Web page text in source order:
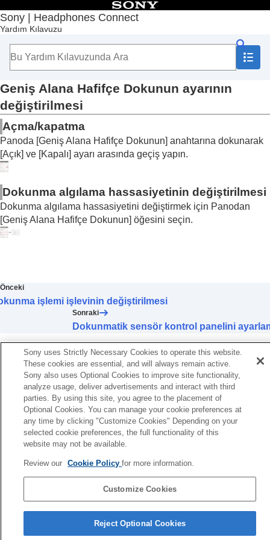
Sony | Headphones Connect
Yardım Kılavuzu
İçindekiler
Başlangıç Sayfası
Başlarken
Kullanım
“Sony | Headphones Connect” Panosu Hakkında
[Durum] sekmesinde görüntülenen işlevler
[Ses] sekmesinde görüntülenen işlevler
[Sistem] sekmesinde görüntülenen işlevler
Çok noktalı bir bağlantıyı etkinleştirme (
Sesli Yardımcı ayarının değiştirilmesi
Amazon Alexa’yı sesinizle etkinleştirmenin
Ses düzeyinin ortam seslerine göre otomatik
olarak ayarlanması (Uyarlanabilir Ses Düzeyi
Kontrolü
Dokunmatik sensör kontrol panelini ayarlama
[Ortam Sesi Kontrolü] Çalışma Ayarı
değiştirilmesi
değiştirme
BLUETOOTHbağlantısı ( LE Audio) öncelik
ayarının (LE Audio Bağlantı Kalitesi)
değiştirilmesi
Kulaklıkların yukarı aşağı-aşağı yukarı ve
sağdan sola-soldan sağa kafa hareketleri ile
kontrolünü etkinleştirme (Kafa Hareketi)
Kulaklık için birLE Audiobağlantısının
ayarlanması
En uygun kulak içi kulaklık ucu boyutunuzun
belirlenmesi
Gücü otomatik olarak kapatmak için ayarlama
(Otomatik Güç Kapatma)
Kulaklıklar çıkarıldığında müzik çalmayı
duraklatma (Kulaklıklar çıkarıldığında
Geniş Alana Hafifçe Dokunun ayarının
değiştirilmesi
Açma/kapatma
Panoda [Geniş Alana Hafifçe Dokunun] anahtarına dokunarak
[Açık] ve [Kapalı] ayarı arasında geçiş yapın.
Dokunma algılama hassasiyetinin değiştirilmesi
Dokunma algılama hassasiyetini değiştirmek için Panodan
[Geniş Alana Hafifçe Dokunun] öğesini seçin.
Önceki
işlemi işlevinin değiştirilmesi
Sonraki
Dokunmatik sensör kontrol panelini
Dil Seçimi Sayfası
4-730-255-16(1)
Sony uses Strictly Necessary Cookies to operate this website.
These cookies are essential, and will always remain active.
Sony also uses Optional Cookies to improve site functionality,
analyze usage, deliver advertisements and interact with third
parties. By using this site, you agree to the placement of
Optional Cookies. You can manage your cookie preferences at
any time by clicking "Customize Cookies" Depending on your
selected cookie preferences, the full functionality of this
website may not be available.
Review our Cookie Policyfor more information.
Customize Cookies
Reject Optional Cookies